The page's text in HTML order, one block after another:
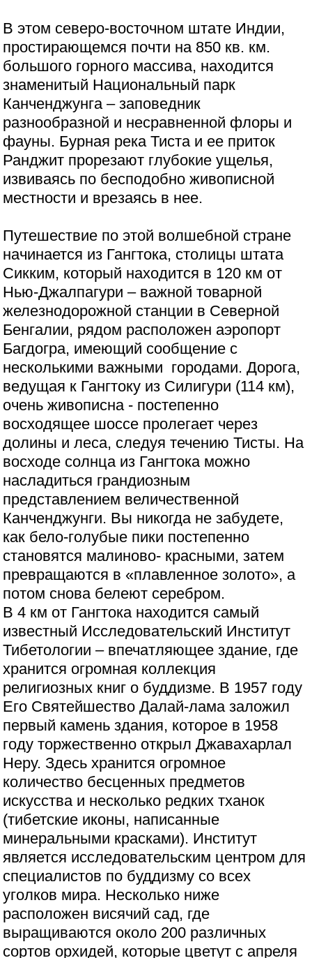
В этом северо-восточном штате Индии,
простирающемся почти на 850 кв. км.
большого горного массива, находится
знаменитый Национальный парк
Канченджунга – заповедник
разнообразной и несравненной флоры и
фауны. Бурная река Тиста и ее приток
Ранджит прорезают глубокие ущелья,
извиваясь по бесподобно живописной
местности и врезаясь в нее.
Путешествие по этой волшебной стране
начинается из Гангтока, столицы штата
Сикким, который находится в 120 км от
Нью-Джалпагури – важной товарной
железнодорожной станции в Северной
Бенгалии, рядом расположен аэропорт
Багдогра, имеющий сообщение с
несколькими важными городами. Дорога,
ведущая к Гангтоку из Силигури (114 км),
очень живописна - постепенно
восходящее шоссе пролегает через
долины и леса, следуя течению Тисты. На
восходе солнца из Гангтока можно
насладиться грандиозным
представлением величественной
Канченджунги. Вы никогда не забудете,
как бело-голубые пики постепенно
становятся малиново- красными, затем
превращаются в «плавленное золото», а
потом снова белеют серебром.
В 4 км от Гангтока находится самый
известный Исследовательский Институт
Тибетологии – впечатляющее здание, где
хранится огромная коллекция
религиозных книг о буддизме. В 1957 году
Его Святейшество Далай-лама заложил
первый камень здания, которое в 1958
году торжественно открыл Джавахарлал
Неру. Здесь хранится огромное
количество бесценных предметов
искусства и несколько редких тханок
(тибетские иконы, написанные
минеральными красками). Институт
является исследовательским центром для
специалистов по буддизму со всех
уголков мира. Несколько ниже
расположен висячий сад, где
выращиваются около 200 различных
сортов орхидей, которые цветут с апреля